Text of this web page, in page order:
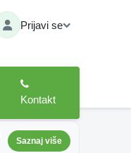
Prijavi se
Kontakt
Saznaj više